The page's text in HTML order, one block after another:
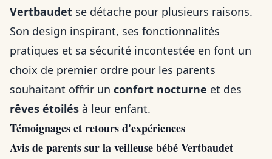
Vertbaudet se détache pour plusieurs raisons.
Son design inspirant, ses fonctionnalités
pratiques et sa sécurité incontestée en font un
choix de premier ordre pour les parents
souhaitant offrir un confort nocturne et des
rêves étoilés à leur enfant.
Témoignages et retours d'expériences
Avis de parents sur la veilleuse bébé Vertbaudet